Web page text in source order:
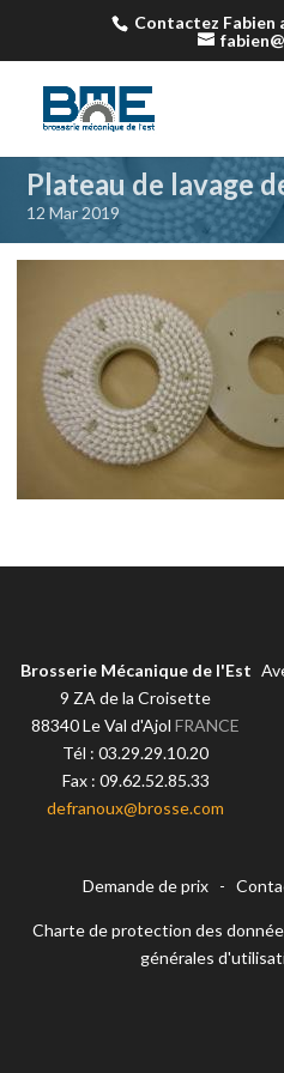
Contactez Fabien
Plateau de lavage
12 Mar 2019
Brosserie Mécanique de l'Est
9 ZA de la Croisette
88340Le Val d'Ajol FRANCE
Tél :03.29.29.10.20
Fax : 09.62.52.85.33
defranoux@brosse.com
Demande de prix-
Charte de protection des
générales